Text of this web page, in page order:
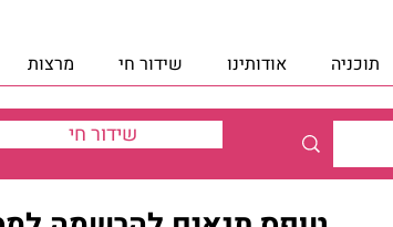
תוכניה אודותינו שידור חי מרצות
שידור חי